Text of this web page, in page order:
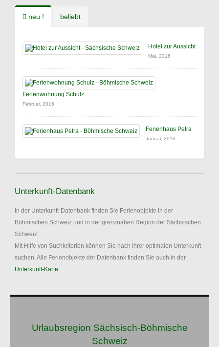
neu ! beliebt
Hotel zur Aussicht
Mai, 2016
Ferienwohnung Schulz
Februar, 2016
Ferienhaus Petra
Januar, 2016
Unterkunft-Datenbank
In der Unterkunft-Datenbank finden Sie Ferienobjekte in der
Böhmischen Schweiz und in der grenznahen Region der Sächsischen
Schweiz.
Mit Hilfe von Suchkriterien können Sie nach Ihrer optimalen Unterkunft
suchen. Alle Ferienobjekte der Datenbank finden Sie auch in der
Unterkunft-Karte.
Urlaubsregion Sächsisch-Böhmische
Schweiz